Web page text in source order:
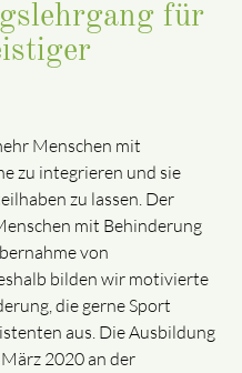
für
Menschen mit
zu integrieren und sie
zu lassen. Der
mit Behinderung
von
bilden wir motivierte
die gerne Sport
aus. Die Ausbildung
2020 an der